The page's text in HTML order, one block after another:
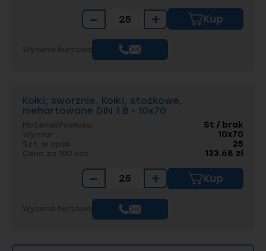
− + Kup
Kołki; sworznie, Kołki, stożkowe,
niehartowane DIN 1 B - 10x70
St / brak
10x70
25
133.68 zł
− + Kup